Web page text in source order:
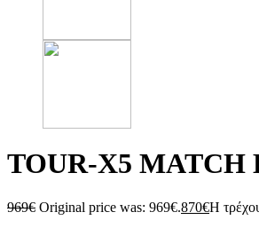
TOUR-X5 MATCH
969€ Original price was: 969€.870€Η